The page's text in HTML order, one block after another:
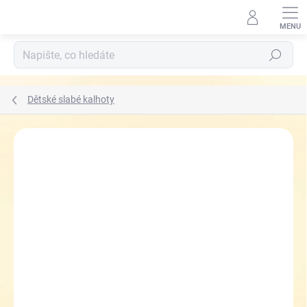
Hledat
Dětské slabé kalhoty